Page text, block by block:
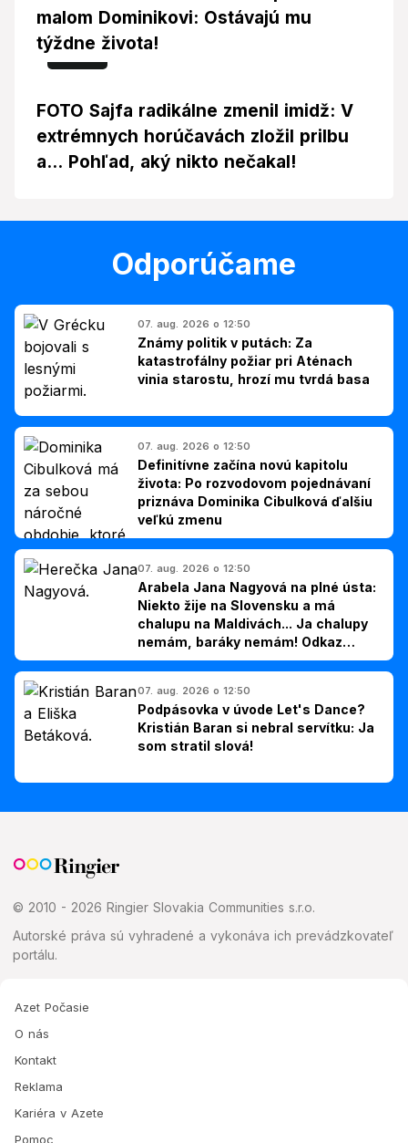
malom Dominikovi: Ostávajú mu
týždne života!
Foto
FOTO Sajfa radikálne zmenil imidž: V
extrémnych horúčavách zložil prilbu
a... Pohľad, aký nikto nečakal!
Odporúčame
07. aug. 2026 o 12:50
Známy politik v putách: Za
katastrofálny požiar pri Aténach
vinia starostu, hrozí mu tvrdá basa
07. aug. 2026 o 12:50
Definitívne začína novú kapitolu
života: Po rozvodovom pojednávaní
priznáva Dominika Cibulková ďalšiu
veľkú zmenu
07. aug. 2026 o 12:50
Arabela Jana Nagyová na plné ústa:
Niekto žije na Slovensku a má
chalupu na Maldivách... Ja chalupy
nemám, baráky nemám! Odkaz
Slovákom
07. aug. 2026 o 12:50
Podpásovka v úvode Let's Dance?
Kristián Baran si nebral servítku: Ja
som stratil slová!
© 2010 - 2026 Ringier Slovakia Communities s.r.o.
Autorské práva sú vyhradené a vykonáva ich prevádzkovateľ
portálu.
Azet Počasie
O nás
Kontakt
Reklama
Kariéra v Azete
Pomoc